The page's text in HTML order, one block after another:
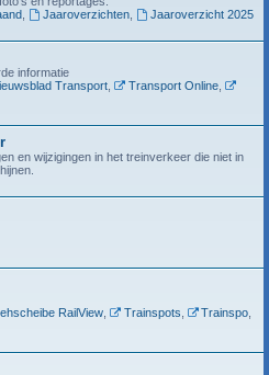
, Jaaroverzichten,
Jaaroverzicht 2025
informatie
Transport, Transport Online,
en wijzigingen in het treinverkeer die niet in
RailView, Trainspots Trainspo